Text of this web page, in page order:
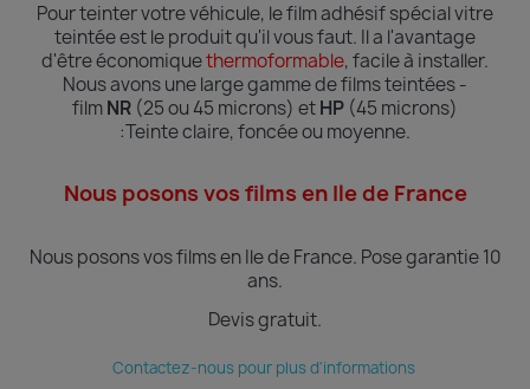
Pour teinter votre véhicule, le film adhésif spécial vitre
teintée est le produit qu'il vous faut. Il a l'avantage
d'être économiquethermoformable, facile à installer.
Nous avons une large gamme de films teintées -
filmNR (25 ou 45 microns) etHP (45 microns)
:Teinteclaire, foncée ou moyenne.
Nous posons vos films en Ile de France
Nous posons vos films en Ile de France. Pose garantie 10
ans.
Devis gratuit.
Contactez-nous pour plus d'informations